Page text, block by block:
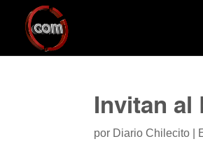
Invitan al
por Diario Chilecito